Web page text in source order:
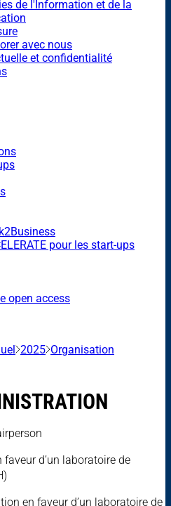
de l'Information et de la
avec nous
et confidentialité
pour les start-ups
open access
2025 Organisation
faveur d’un laboratoire de
en faveur d’un laboratoire de